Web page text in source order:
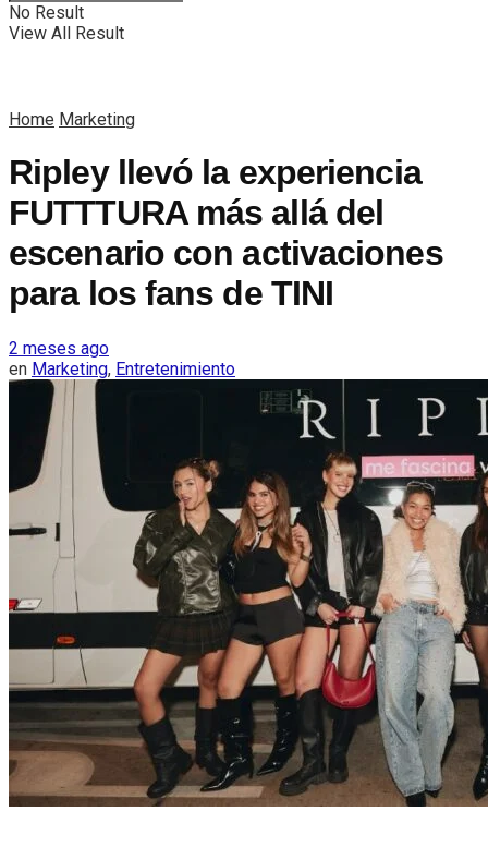
No Result
View All Result
Home Marketing
Ripley llevó la experiencia
FUTTTURA más allá del
escenario con activaciones
para los fans de TINI
2 meses ago
en Marketing, Entretenimiento